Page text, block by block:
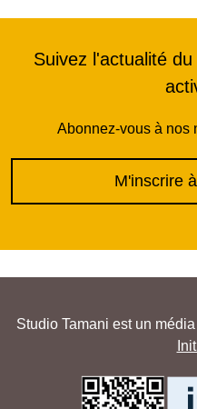
Suivez l'actualité
Abonnez-vous à nos
M'inscrire
Studio Tamani est un